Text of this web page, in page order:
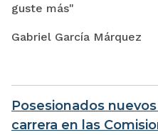
guste más"
Gabriel García Márquez
Posesionados
carrera en las